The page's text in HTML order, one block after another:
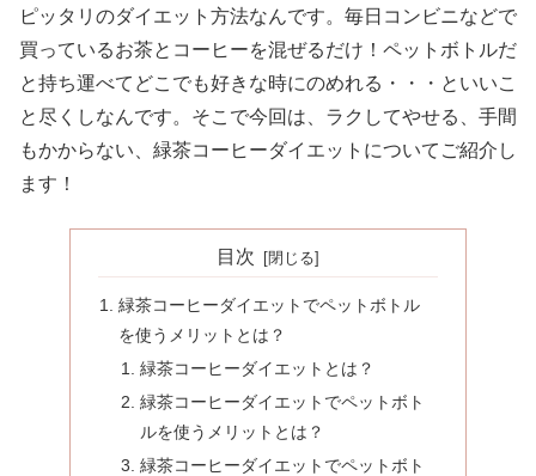
ピッタリのダイエット方法なんです。毎日コンビニなどで
買っているお茶とコーヒーを混ぜるだけ！ペットボトルだ
と持ち運べてどこでも好きな時にのめれる・・・といいこ
と尽くしなんです。そこで今回は、ラクしてやせる、手間
もかからない、緑茶コーヒーダイエットについてご紹介し
ます！
目次
緑茶コーヒーダイエットでペットボトル
を使うメリットとは？
緑茶コーヒーダイエットとは？
緑茶コーヒーダイエットでペットボト
ルを使うメリットとは？
緑茶コーヒーダイエットでペットボト